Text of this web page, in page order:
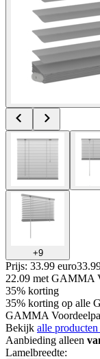
+9
Prijs: 33.99 euro33.
22.09 met GAMMA
35% korting
35% korting op alle
GAMMA
Bekijk alle
Aanbieding alleen
Lamelbreedte: